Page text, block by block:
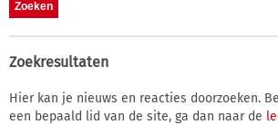
Zoekresultaten
Hier kan je nieuws en reacties doorzoeken.
een bepaald lid van de site, ga dan naar de